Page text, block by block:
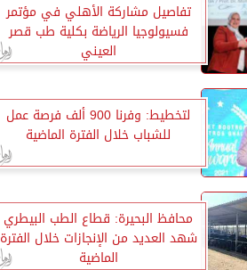
تفاصيل مشاركة الأهلي في مؤتمر
فسيولوجيا الرياضة بكلية طب قصر
العيني
لتخطيط: وفرنا 900 ألف فرصة عمل
للشباب خلال الفترة الماضية
محافظ البحيرة: قطاع الطب البيطري
شهد العديد من الإنجازات خلال الفترة
الماضية